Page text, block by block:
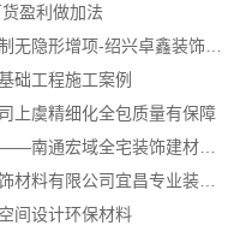
盈利做加法
绍兴上虞区个性化家装定制无隐形增项-绍兴卓鑫装饰材料有限公司
础工程施工案例
上虞精细化全包质量有保障
靠谱一站式家装公司施工——南通宏域全宅装饰建材有限公司
湖北百年米莱空间美学装饰材料有限公司宜昌专业装修公司口碑
间设计环保材料